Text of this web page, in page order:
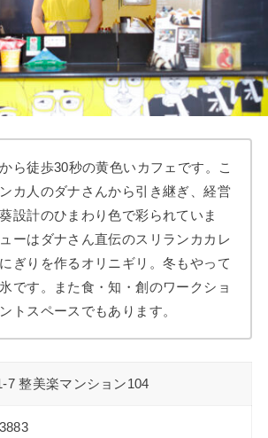
ら徒歩30秒の黄色いカフェです。こ
カ人のダナさんから引き継ぎ、経営
設計のひまわり色で彩られていま
ーはダナさん直伝のスリランカカレ
ぎりを作るオリニギリ。冬もやって
です。また食・知・創のワークショ
トスペースでもあります。
7 整美楽マンション104